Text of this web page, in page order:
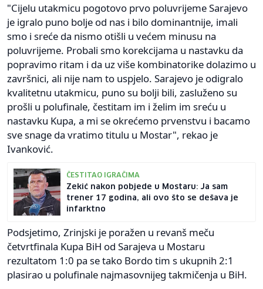
"Cijelu utakmicu pogotovo prvo poluvrijeme Sarajevo
je igralo puno bolje od nas i bilo dominantnije, imali
smo i sreće da nismo otišli u većem minusu na
poluvrijeme. Probali smo korekcijama u nastavku da
popravimo ritam i da uz više kombinatorike dolazimo u
završnici, ali nije nam to uspjelo. Sarajevo je odigralo
kvalitetnu utakmicu, puno su bolji bili, zasluženo su
prošli u polufinale, čestitam im i želim im sreću u
nastavku Kupa, a mi se okrećemo prvenstvu i bacamo
sve snage da vratimo titulu u Mostar", rekao je
Ivanković.
ČESTITAO IGRAČIMA
Zekić nakon pobjede u Mostaru: Ja sam
trener 17 godina, ali ovo što se dešava je
infarktno
Podsjetimo, Zrinjski je poražen u revanš meču
četvrtfinala Kupa BiH od Sarajeva u Mostaru
rezultatom 1:0 pa se tako Bordo tim s ukupnih 2:1
plasirao u polufinale najmasovnijeg takmičenja u BiH.